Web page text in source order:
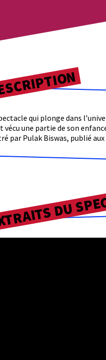
qui plonge dans
vécu une partie de son
par Pulak Biswas, publié
DU